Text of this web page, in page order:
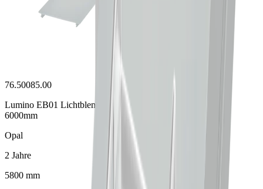
76.50085.00
Lumino EB01 Lichtblende opal,
6000mm
Opal
2 Jahre
5800 mm